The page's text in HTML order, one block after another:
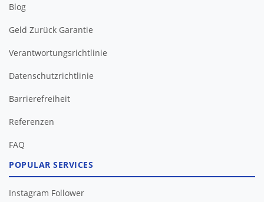
Blog
Geld Zurück Garantie
Verantwortungsrichtlinie
Datenschutzrichtlinie
Barrierefreiheit
FAQ
POPULAR SERVICES
Instagram Follower